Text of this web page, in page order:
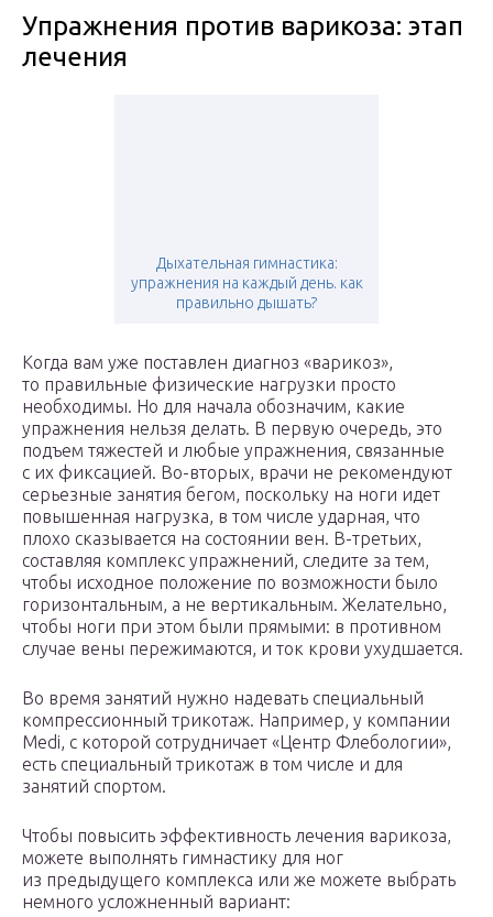
Упражнения против варикоза: этап
лечения
Дыхательная гимнастика:
упражнения на каждый день. как
правильно дышать?
Когда вам уже поставлен диагноз «варикоз»,
то правильные физические нагрузки просто
необходимы. Но для начала обозначим, какие
упражнения нельзя делать. В первую очередь, это
подъем тяжестей и любые упражнения, связанные
с их фиксацией. Во-вторых, врачи не рекомендуют
серьезные занятия бегом, поскольку на ноги идет
повышенная нагрузка, в том числе ударная, что
плохо сказывается на состоянии вен. В-третьих,
составляя комплекс упражнений, следите за тем,
чтобы исходное положение по возможности было
горизонтальным, а не вертикальным. Желательно,
чтобы ноги при этом были прямыми: в противном
случае вены пережимаются, и ток крови ухудшается.
Во время занятий нужно надевать специальный
компрессионный трикотаж. Например, у компании
Medi, с которой сотрудничает «Центр Флебологии»,
есть специальный трикотаж в том числе и для
занятий спортом.
Чтобы повысить эффективность лечения варикоза,
можете выполнять гимнастику для ног
из предыдущего комплекса или же можете выбрать
немного усложненный вариант: